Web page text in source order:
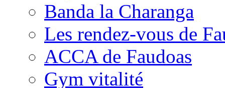
Banda la Charanga
Les rendez-vous de
ACCA de Faudoas
Gym vitalité